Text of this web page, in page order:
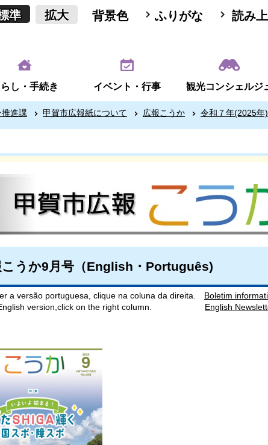
準 拡大 背景色 ふりがな 読み
らし・手続き イベント・行事 観光コンシェルジ
進課 甲賀市広報紙について 広報こうか 令和７年(2025年)
こうか9月号（English・Português)
a versão portuguesa, clique na coluna da direita. Boletim
English version,click on the right column. English